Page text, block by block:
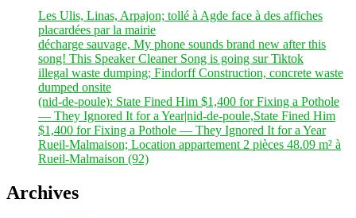
Les Ulis, Linas, Arpajon; tollé à Agde face à des affiches
placardées par la mairie
décharge sauvage, My phone sounds brand new after this
song! This Speaker Cleaner Song is going sur Tiktok
illegal waste dumping; Findorff Construction, concrete waste
dumped onsite
(nid-de-poule): State Fined Him $1,400 for Fixing a Pothole
— They Ignored It for a Year|nid-de-poule,State Fined Him
$1,400 for Fixing a Pothole — They Ignored It for a Year
Rueil-Malmaison; Location appartement 2 pièces 48.09 m² à
Rueil-Malmaison (92)
Archives